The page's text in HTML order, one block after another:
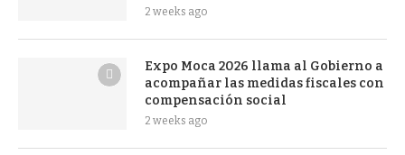
2 weeks ago
Expo Moca 2026 llama al Gobierno a
acompañar las medidas fiscales con
compensación social
2 weeks ago